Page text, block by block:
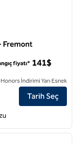
Fremont
için otel detaylarını
fiyatı* 141$
Honors İndirimi Yarı Esnek
Tarih Seç